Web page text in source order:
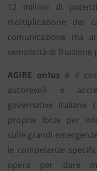
12 milioni di
moltiplicazione dei
comunicazione ma
semplicità di fruizione
AGIRE onlus è il
autorevoli e
governative italiane
proprie forze per
sulle grandi
le competenze
opera per dare